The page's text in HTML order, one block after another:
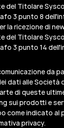
del Titolare
3 punto 8
la ricezione di
del Titolare
3 punto 14
da
dati alle Società
di queste
sui prodotti e
come indicato al
privacy.